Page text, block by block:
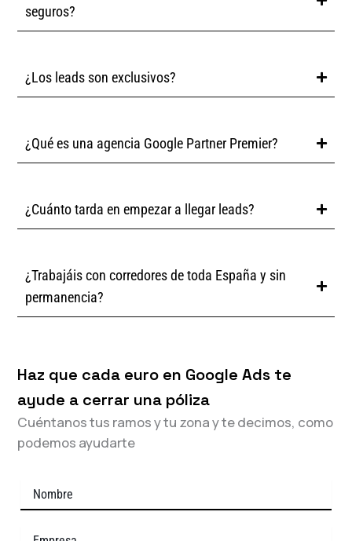
seguros?
¿Los leads son exclusivos?
¿Qué es una agencia Google Partner Premier?
¿Cuánto tarda en empezar a llegar leads?
¿Trabajáis con corredores de toda España y sin
permanencia?
Haz que cada euro en Google Ads te
ayude a cerrar una póliza
Cuéntanos tus ramos y tu zona y te decimos, como
podemos ayudarte